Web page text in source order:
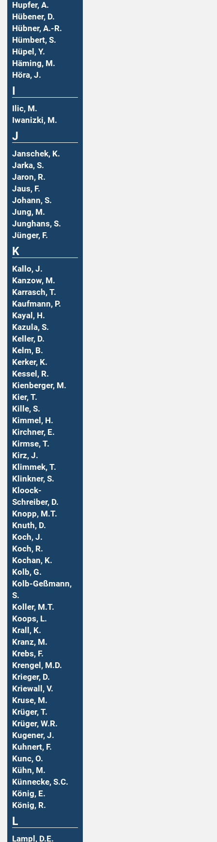
Hupfer, A.
Hübener, D.
Hübner, A.-R.
Hümbert, S.
Hüpel, Y.
Häming, M.
Höra, J.
Ilic, M.
Iwanizki, M.
J
Janschek, K.
Jarka, S.
Jaron, R.
Jaus, F.
Johann, S.
Jung, M.
Junghans, S.
Jünger, F.
K
Kallo, J.
Kanzow, M.
Karrasch, T.
Kaufmann, P.
Kayal, H.
Kazula, S.
Keller, D.
Kelm, B.
Kerker, K.
Kessel, R.
Kienberger, M.
Kier, T.
Kille, S.
Kimmel, H.
Kirchner, E.
Kirmse, T.
Kirz, J.
Klimmek, T.
Klinkner, S.
Kloock-
Schreiber, D.
Knopp, M.T.
Knuth, D.
Koch, J.
Koch, R.
Kochan, K.
Kolb, G.
Kolb-Geßmann,
S.
Koller, M.T.
Koops, L.
Krall, K.
Kranz, M.
Krebs, F.
Krengel, M.D.
Krieger, D.
Kriewall, V.
Kruse, M.
Krüger, T.
Krüger, W.R.
Kugener, J.
Kuhnert, F.
Kunc, O.
Kühn, M.
Künnecke, S.C.
König, E.
König, R.
L
Lampl, D.E.